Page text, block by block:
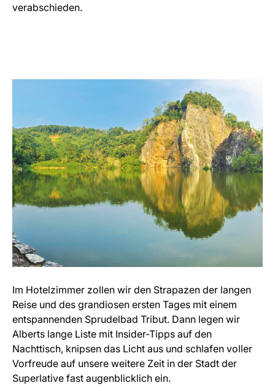
verabschieden.
Im Hotelzimmer zollen wir den Strapazen der langen
Reise und des grandiosen ersten Tages mit einem
entspannenden Sprudelbad Tribut. Dann legen wir
Alberts lange Liste mit Insider-Tipps auf den
Nachttisch, knipsen das Licht aus und schlafen voller
Vorfreude auf unsere weitere Zeit in der Stadt der
Superlative fast augenblicklich ein.